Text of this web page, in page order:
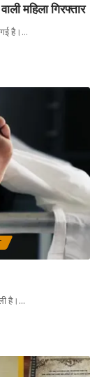
महिला गिरफ्तार
है। …
है। …